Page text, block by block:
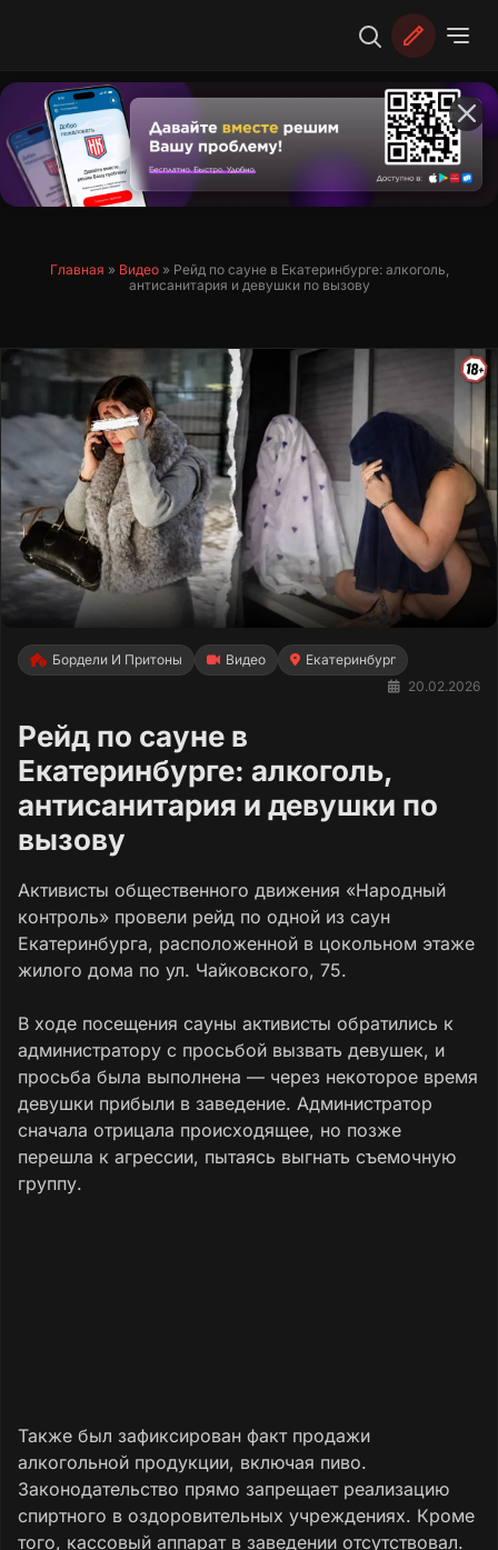
Главная » Видео» Рейд по сауне в Екатеринбурге: алкоголь,
антисанитария и девушки по вызову
Бордели И Притоны Видео
Екатеринбург
20.02.2026
Рейд по сауне в
Екатеринбурге: алкоголь,
антисанитария и девушки по
вызову
Активисты общественного движения «Народный
контроль» провели рейд по одной из саун
Екатеринбурга, расположенной в цокольном этаже
жилого дома по ул. Чайковского, 75.
В ходе посещения сауны активисты обратились к
администратору с просьбой вызвать девушек, и
просьба была выполнена — через некоторое время
девушки прибыли в заведение. Администратор
сначала отрицала происходящее, но позже
перешла к агрессии, пытаясь выгнать съемочную
группу.
Также был зафиксирован факт продажи
алкогольной продукции, включая пиво.
Законодательство прямо запрещает реализацию
спиртного в оздоровительных учреждениях. Кроме
того, кассовый аппарат в заведении отсутствовал.